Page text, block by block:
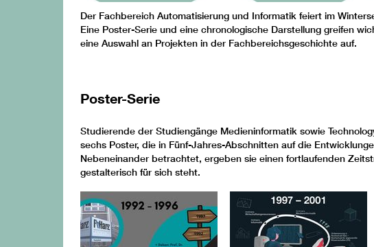
Der Fachbereich Automatisierung und Informatik feiert im
Eine Poster-Serie und eine chronologische Darstellung greifen
eine Auswahl an Projekten in der Fachbereichsgeschichte auf.
Poster-Serie
Studierende der Studiengänge Medieninformatik sowie
sechs Poster, die in Fünf-Jahres-Abschnitten auf die
Nebeneinander betrachtet, ergeben sie einen fortlaufenden
gestalterisch für sich steht.